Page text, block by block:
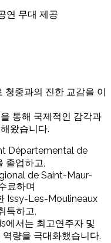
연 무대 제공
중과의 진한 교감을 이
통해 국제적인 감각과
왔습니다.
Départemental de
졸업하고,
de Saint-Maur-
료하며
Issy-Les-Moulineaux
득하고,
에서는 최고연주자 및
량을 극대화했습니다.